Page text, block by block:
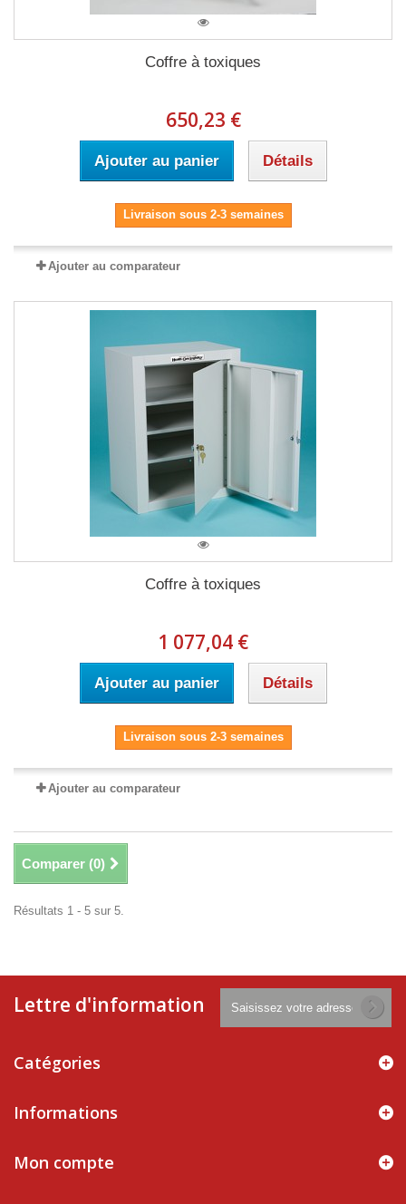
Coffre à toxiques
650,23 €
Ajouter au panier Détails
Livraison sous 2-3 semaines
Ajouter au comparateur
Coffre à toxiques
1 077,04 €
Ajouter au panier Détails
Livraison sous 2-3 semaines
Ajouter au comparateur
Comparer (0)
Résultats 1 - 5 sur 5.
Lettre d'information
Catégories
Informations
Mon compte